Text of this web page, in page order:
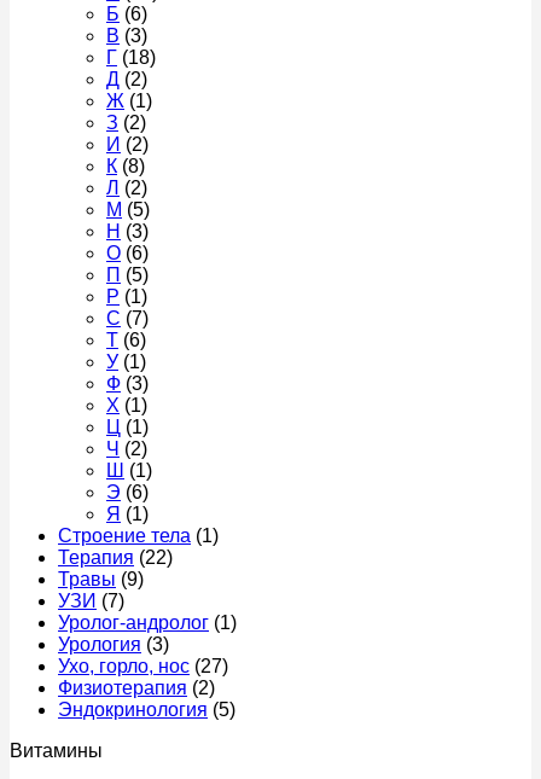
Б (6)
В (3)
Г (18)
Д (2)
Ж (1)
З (2)
И (2)
К (8)
Л (2)
М (5)
Н (3)
О (6)
П (5)
Р (1)
С (7)
Т (6)
У (1)
Ф (3)
Х (1)
Ц (1)
Ч (2)
Ш
(1)
Э (6)
Я (1)
Строение тела (1)
Терапия (22)
Травы (9)
УЗИ (7)
Уролог-андролог (1)
Урология (3)
Ухо, горло, нос (27)
Физиотерапия (2)
Эндокринология (5)
Витамины